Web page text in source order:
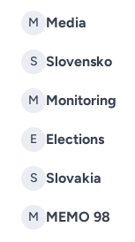
M Media
S Slovensko
M Monitoring
E Elections
S Slovakia
M MEMO 98